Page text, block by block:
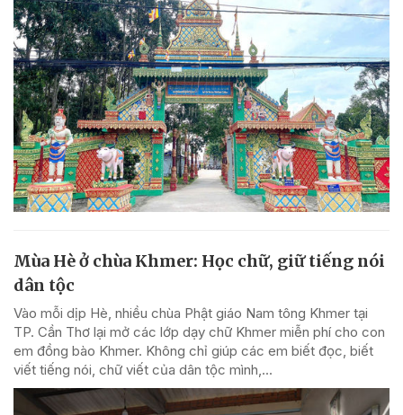
Mùa Hè ở chùa Khmer: Học chữ, giữ tiếng nói
dân tộc
Vào mỗi dịp Hè, nhiều chùa Phật giáo Nam tông Khmer tại
TP. Cần Thơ lại mở các lớp dạy chữ Khmer miễn phí cho con
em đồng bào Khmer. Không chỉ giúp các em biết đọc, biết
viết tiếng nói, chữ viết của dân tộc mình,...